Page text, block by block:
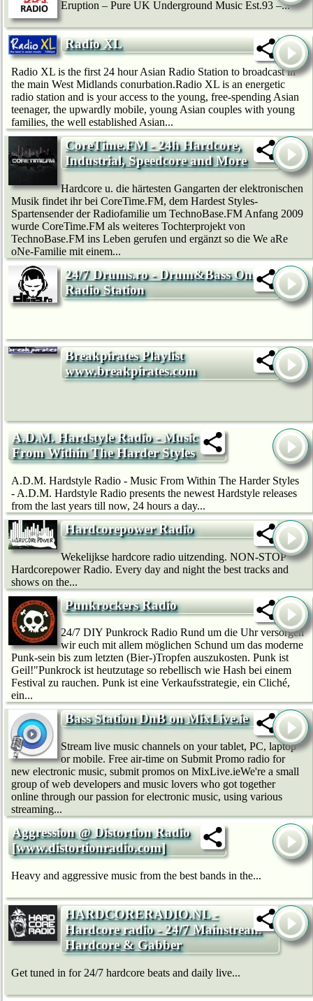
Eruption – Pure UK Underground Music Est.93 –...
Radio XL
Radio XL is the first 24 hour Asian Radio Station to broadcast in
the main West Midlands conurbation.Radio XL is an energetic
radio station and is your access to the young, free-spending Asian
teenager, the upwardly mobile, young Asian couples with young
families, the well established Asian...
CoreTime.FM - 24h Hardcore,
Industrial, Speedcore and More
Hardcore u. die härtesten Gangarten der elektronischen
Musik findet ihr bei CoreTime.FM, dem Hardest Styles-
Spartensender der Radiofamilie um TechnoBase.FM Anfang 2009
wurde CoreTime.FM als weiteres Tochterprojekt von
TechnoBase.FM ins Leben gerufen und ergänzt so die We aRe
oNe-Familie mit einem...
24/7 Drums.ro - Drum&Bass Online
Radio Station
Breakpirates Playlist
www.breakpirates.com
A.D.M. Hardstyle Radio - Music
From Within The Harder Styles
A.D.M. Hardstyle Radio - Music From Within The Harder Styles
- A.D.M. Hardstyle Radio presents the newest Hardstyle releases
from the last years till now, 24 hours a day...
Hardcorepower Radio
Wekelijkse hardcore radio uitzending. NON-STOP
Hardcorepower Radio. Every day and night the best tracks and
shows on the...
Punkrockers Radio
24/7 DIY Punkrock Radio Rund um die Uhr versorgen
wir euch mit allem möglichen Schund um das moderne
Punk-sein bis zum letzten (Bier-)Tropfen auszukosten. Punk ist
Geil!"Punkrock ist heutzutage so rebellisch wie Hash bei einem
Festival zu rauchen. Punk ist eine Verkaufsstrategie, ein Cliché,
ein...
Bass Station DnB on MixLive.ie
Stream live music channels on your tablet, PC, laptop
or mobile. Free air-time on Submit Promo radio for
new electronic music, submit promos on MixLive.ieWe're a small
group of web developers and music lovers who got together
online through our passion for electronic music, using various
streaming...
Aggression @ Distortion Radio
[www.distortionradio.com]
Heavy and aggressive music from the best bands in the...
HARDCORERADIO.NL -
Hardcore radio - 24/7 Mainstream
Hardcore & Gabber
Get tuned in for 24/7 hardcore beats and daily live...